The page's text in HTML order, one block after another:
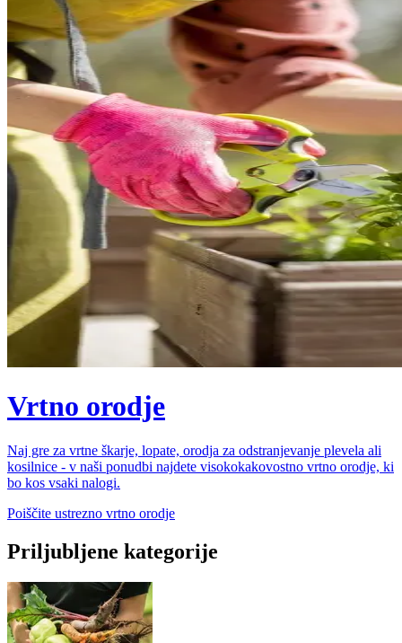
Vrtno orodje
Naj gre za vrtne škarje, lopate, orodja za odstranjevanje plevela ali
kosilnice - v naši ponudbi najdete visokokakovostno vrtno orodje, ki
bo kos vsaki nalogi.
Poiščite ustrezno vrtno orodje
Priljubljene kategorije